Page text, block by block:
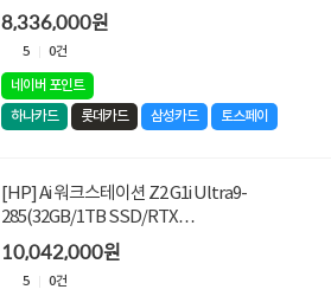
년)
8,336,000원
5 0건
네이버 포인트
하나카드
롯데카드 삼성카드 토스페이
[HP] Ai 워크스테이션 Z2 G1i Ultra9-
285(32GB/1TB SSD/RTX
5080/1200W/W11PRO)
10,042,000원
5 0건